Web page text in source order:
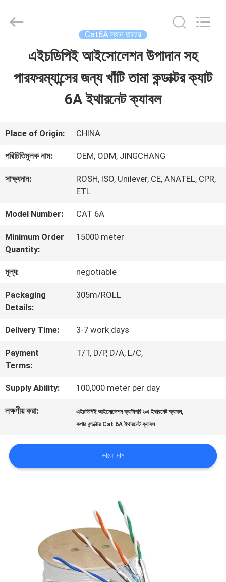
ভিডিও
আমাদের
সম্পর্কে
ভ্রমণ
মান
নিয়ন্ত্রণ
করুন
সাইট
Cable
Industry
Cat6A ল্যান তারের
এইচডিপিই আইসোলেশন উপাদান সহ
পারফরম্যান্সের জন্য খাঁটি তামা কন্ডাক্টর ক্যাট
6A ইথারনেট ক্যাবল
Place of Origin: CHINA
পরিচিতিমুলক নাম: OEM, ODM, JINGCHANG
সাক্ষ্যদান:
ROSH, ISO, Unilever, CE, ANATEL, CPR,
ETL
Model Number: CAT 6A
Minimum Order
Quantity:
15000 meter
মূল্য: negotiable
Packaging
Details:
305m/ROLL
Delivery Time: 3-7 work days
Payment
Terms:
T/T, D/P, D/A, L/C,
Supply Ability: 100,000 meter per day
লক্ষণীয় করা: এইচডিপিই আইসোলেশন ক্যাটাগরি ৬এ ইথারনেট ক্যাবল,
কপার কন্ডাক্টর Cat 6A ইথারনেট ক্যাবল
ভালো দাম